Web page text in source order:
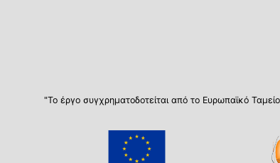
"Το έργο συγχρηματοδοτείται από το Ευρωπαϊκό